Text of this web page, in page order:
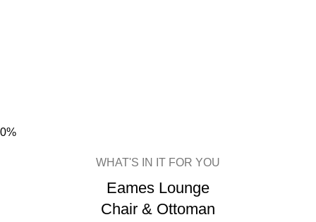
0%
WHAT'S IN IT FOR YOU
Eames Lounge
Chair & Ottoman